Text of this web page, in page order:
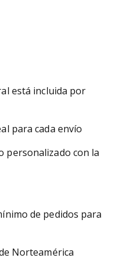
está incluida por
para cada envío
personalizado con la
de pedidos para
Norteamérica